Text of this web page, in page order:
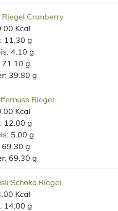
Cranberry
Kcal
11.30 g
4.10 g
71.10 g
39.80 g
Riegel
Kcal
12.00 g
5.00 g
69.30 g
69.30 g
Schoko Riegel
Kcal
14.00 g